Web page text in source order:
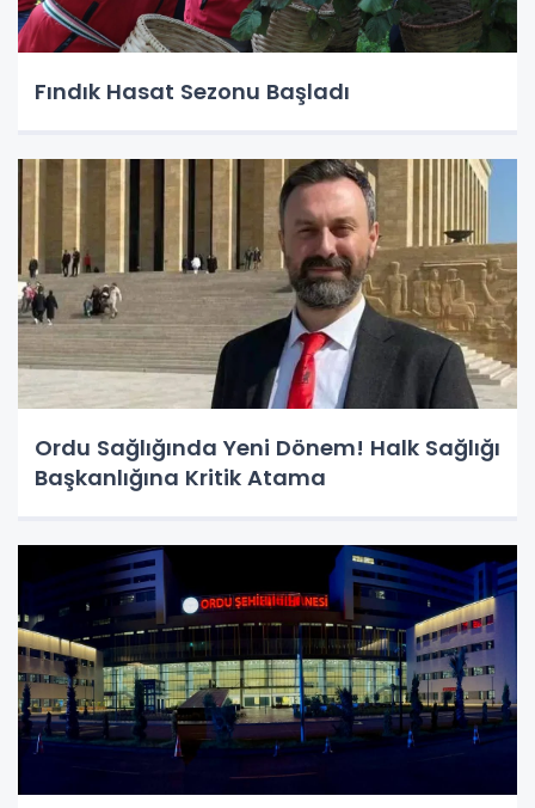
Fındık Hasat Sezonu Başladı
Ordu Sağlığında Yeni Dönem! Halk Sağlığı
Başkanlığına Kritik Atama